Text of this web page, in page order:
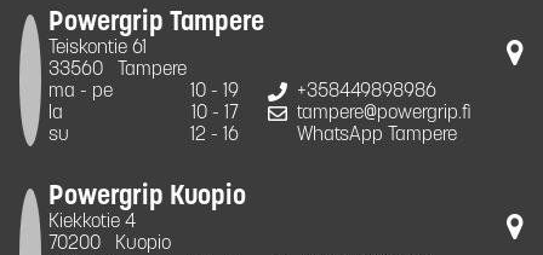
Powergrip Tampere
Teiskontie 61
33560
Tampere
ma - pe
10 - 19
la
10 - 17
su
12 - 16
+358449898986
tampere@powergrip.fi
WhatsApp Tampere
Powergrip Kuopio
Kiekkotie 4
70200
Kuopio